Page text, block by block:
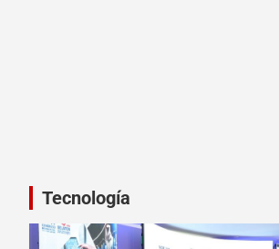
Tecnología